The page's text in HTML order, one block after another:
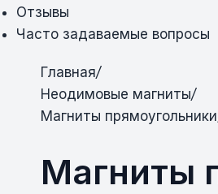
Отзывы
Часто задаваемые вопросы
Главная/
Неодимовые магниты/
Магниты
Магниты